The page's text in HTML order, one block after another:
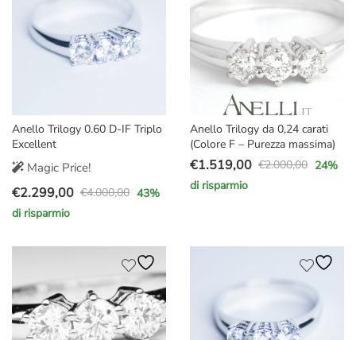
Anello Trilogy 0.60 D-IF Triplo
Excellent
Magic Price!
€4.000,00
Il
prezzo
€4.000,00.
€2.299,00
Il
prezzo
€2.299,00.
43%
di risparmio
Anello Trilogy da 0,24 carati
(Colore F – Purezza massima)
€2.000,00
Il
prezzo
€1.519,00
Il
prezzo
24%
di risparmio